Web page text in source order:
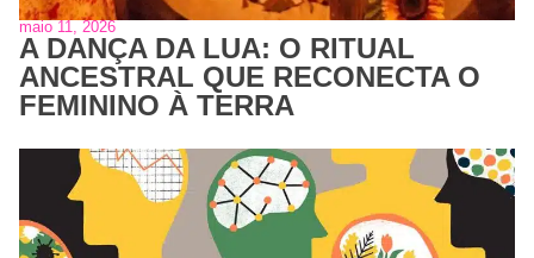
maio 11, 2026
A DANÇA DA LUA: O RITUAL
ANCESTRAL QUE RECONECTA O
FEMININO À TERRA